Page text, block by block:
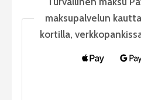
maksupalvelun
kortilla,